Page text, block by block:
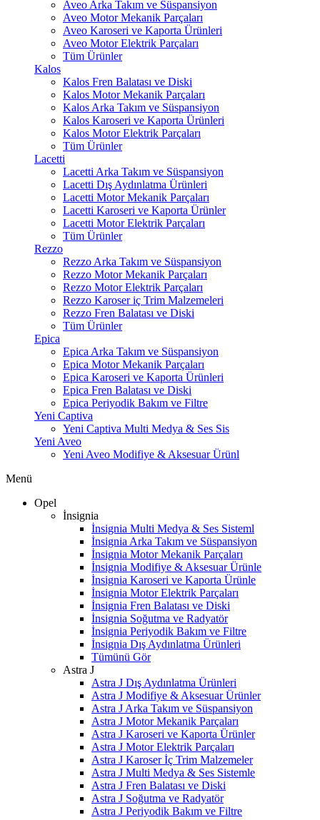
Aveo Arka Takım ve Süspansiyon
Aveo Motor Mekanik Parçaları
Aveo Karoseri ve Kaporta Ürünleri
Aveo Motor Elektrik Parçaları
Tüm Ürünler
Kalos
Kalos Fren Balatası ve Diski
Kalos Motor Mekanik Parçaları
Kalos Arka Takım ve Süspansiyon
Kalos Karoseri ve Kaporta Ürünleri
Kalos Motor Elektrik Parçaları
Tüm Ürünler
Lacetti
Lacetti Arka Takım ve Süspansiyon
Lacetti Dış Aydınlatma Ürünleri
Lacetti Motor Mekanik Parçaları
Lacetti Karoseri ve Kaporta Ürünler
Lacetti Motor Elektrik Parçaları
Tüm Ürünler
Rezzo
Rezzo Arka Takım ve Süspansiyon
Rezzo Motor Mekanik Parçaları
Rezzo Motor Elektrik Parçaları
Rezzo Karoser iç Trim Malzemeleri
Rezzo Fren Balatası ve Diski
Tüm Ürünler
Epica
Epica Arka Takım ve Süspansiyon
Epica Motor Mekanik Parçaları
Epica Karoseri ve Kaporta Ürünleri
Epica Fren Balatası ve Diski
Epica Periyodik Bakım ve Filtre
Yeni Captiva
Yeni Captiva Multi Medya & Ses Sis
Yeni Aveo
Yeni Aveo Modifiye & Aksesuar Ürünl
Menü
Opel
İnsignia
İnsignia Multi Medya & Ses Sisteml
İnsignia Arka Takım ve Süspansiyon
İnsignia Motor Mekanik Parçaları
İnsignia Modifiye & Aksesuar Ürünle
İnsignia Karoseri ve Kaporta Ürünle
İnsignia Motor Elektrik Parçaları
İnsignia Fren Balatası ve Diski
İnsignia Soğutma ve Radyatör
İnsignia Periyodik Bakım ve Filtre
İnsignia Dış Aydınlatma Ürünleri
Tümünü Gör
Astra J
Astra J Dış Aydınlatma Ürünleri
Astra J Modifiye & Aksesuar Ürünler
Astra J Arka Takım ve Süspansiyon
Astra J Motor Mekanik Parçaları
Astra J Karoseri ve Kaporta Ürünler
Astra J Motor Elektrik Parçaları
Astra J Karoser İç Trim Malzemeler
Astra J Multi Medya & Ses Sistemle
Astra J Fren Balatası ve Diski
Astra J Soğutma ve Radyatör
Astra J Periyodik Bakım ve Filtre